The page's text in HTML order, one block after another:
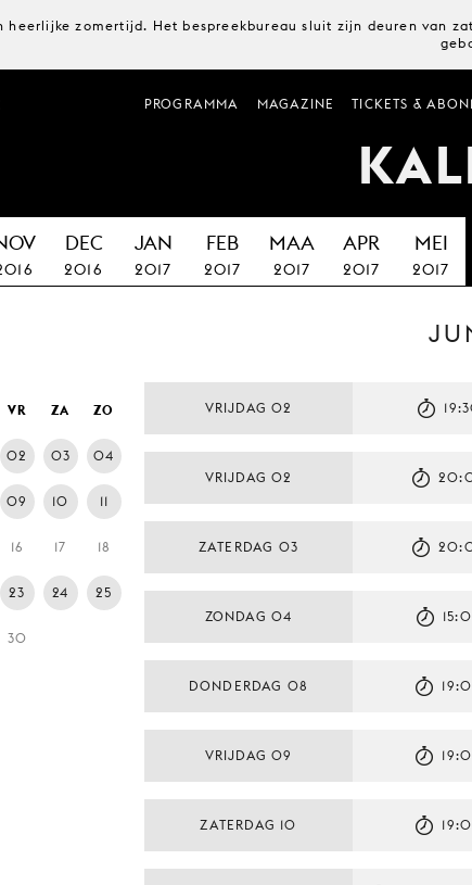
heerlijke zomertijd. Het bespreekbureau sluit zijn deuren van
PROGRAMMA MAGAZINE TICKETS &
DEC
2016
JAN
2017
FEB
2017
MAA
2017
APR
2017
MEI
2017
VR ZA ZO
02 03 04
09 10 11
16 17 18
23 24 25
30
VRIJDAG 02
VRIJDAG 02
ZATERDAG 03
ZONDAG 04
DONDERDAG 08
VRIJDAG 09
ZATERDAG 10